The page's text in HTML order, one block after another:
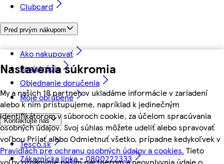
Nastavenia súkromia
My a našich 18 partnerov ukladáme informácie v zariadení
alebo k nim pristupujeme, napríklad k jedinečným
identifikátorom v súboroch cookie, za účelom spracúvania
osobných údajov. Svoj súhlas môžete udeliť alebo spravovať
voľbou Prijať alebo Odmietnuť všetko, prípadne kedykoľvek v
Pravidlách pre ochranu osobných údajov a cookies. Tieto
voľby oznámime našim partnerom a neovplyvnia údaje o
Clubcard
Pred prvým nákupom
Ako nakupovať
Registrácia
Objednanie doručenia
Moje obľúbené
Kontaktujte nás
Tesco.sk
Zákaznícka linka - 0800222333